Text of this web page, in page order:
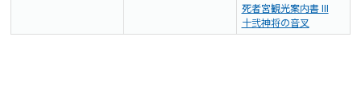
死者宮観光案内書 III
十弐神将の音叉